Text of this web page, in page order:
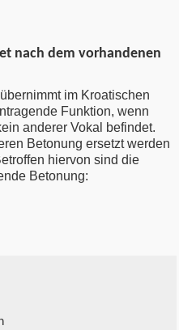
nach dem vorhandenen
übernimmt im Kroatischen
Funktion, wenn
anderer Vokal befindet.
Betonung ersetzt werden
hiervon sind die
Betonung: